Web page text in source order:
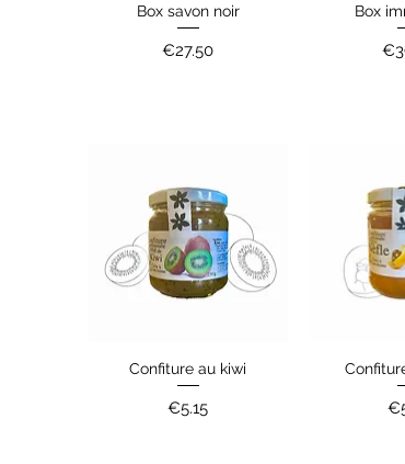
Quick View
Box savon noir
Price
€27.50
Box
Quick View
Confiture au kiwi
Price
€5.15